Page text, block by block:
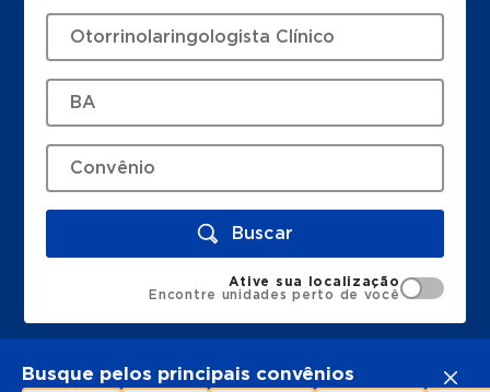
Buscar
Ative sua localização
Encontre unidades perto de você
Busque pelos principais convênios